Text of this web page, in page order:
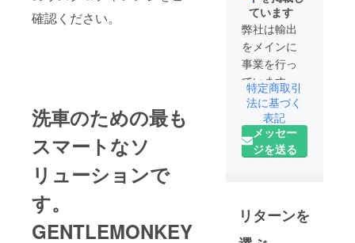
確認ください。
洗車のための最も
スマートなソ
リューションで
す。
GENTLEMONKEY
ています
弊社は輸出
をメインに
事業を行っ
ています。
「日本製品
を輸出し日
本の文化を
世界に繋げ
す。 同時に
海外のユ
特定商取引
法に基づく
表記
メッセー
ジを送る
リターンを